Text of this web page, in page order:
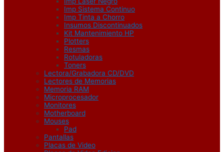
Imp Sistema Continuo
Imp Tinta a Chorro
Insumos Discontinuados
Kit Mantenimiento HP
Plotters
Resmas
Rotuladoras
Toners
Lectora/Grabadora CD/DVD
Lectores de Memorias
Memoria RAM
Microprocesador
Monitores
Motherboard
Mouses
Pad
Pantallas
Placas de Video